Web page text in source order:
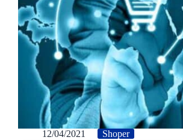
12/04/2021 Shoper